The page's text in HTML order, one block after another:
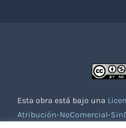
Esta obra está bajo una
Atribución-NoComercial-